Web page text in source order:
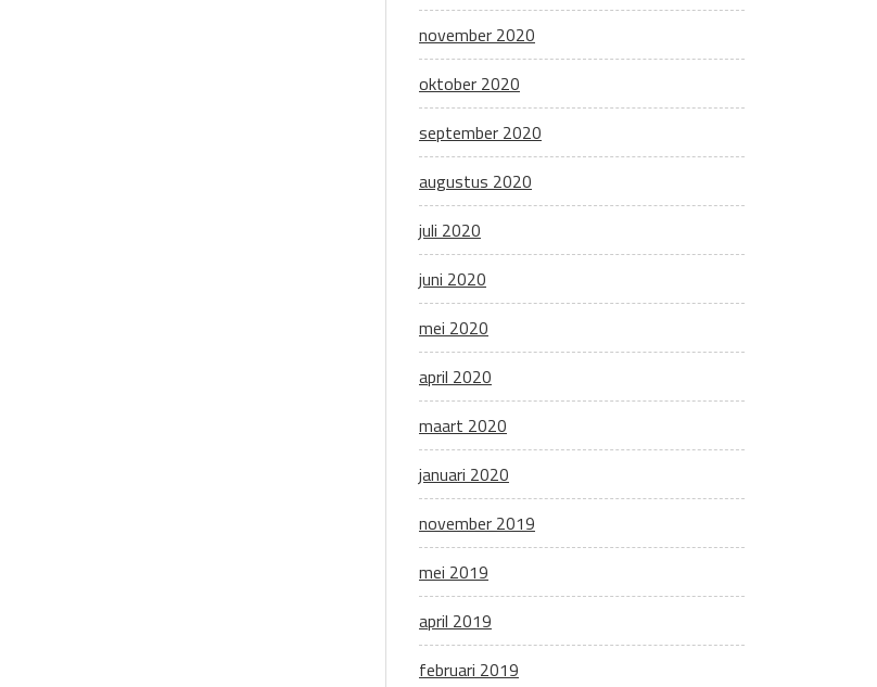
november 2020
oktober 2020
september 2020
augustus 2020
juli 2020
juni 2020
mei 2020
april 2020
maart 2020
januari 2020
november 2019
mei 2019
april 2019
februari 2019